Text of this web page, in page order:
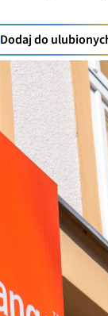
Dodaj do